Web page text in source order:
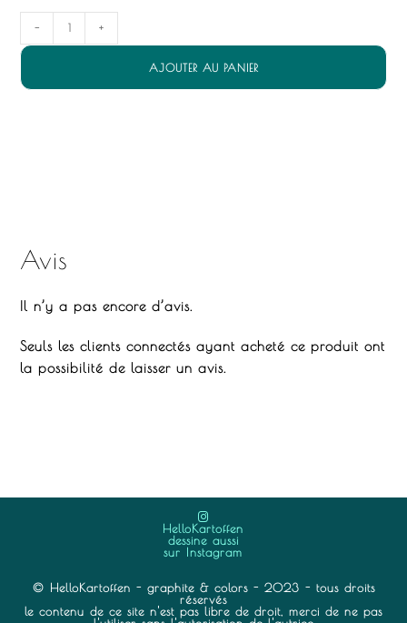
de
-
- +
AJOUTER AU PANIER
Avis
Il n’y a pas encore d’avis.
Seuls les clients connectés ayant acheté ce produit ont
la possibilité de laisser un avis.
HelloKartoffen
dessine aussi
sur Instagram
© HelloKartoffen - graphite & colors - 2023 - tous droits
réservés
le contenu de ce site n'est pas libre de droit, merci de ne pas